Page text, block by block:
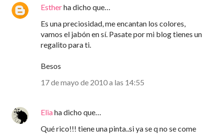
Estherha dicho que…
Es una preciosidad, me encantan los colores,
vamos el jabón en sí. Pasate por mi blog tienes un
regalito para ti.
Besos
17 de mayo de 2010 a las 14:55
Eliaha dicho que…
Qué rico!!! tiene una pinta..si ya se q no se come